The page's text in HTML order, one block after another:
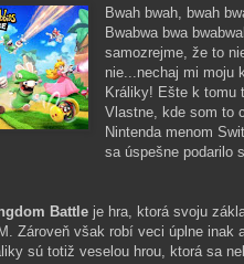
Bwah bwah, bwah
Bwabwa bwa
samozrejme, že to
nie...nechaj mi moju
Králiky! Ešte k tomu
Vlastne, kde som to
Nintenda menom
sa úspešne podarilo
Battle je hra, ktorá svoju
Zároveň však robí veci úplne inak
sú totiž veselou hrou, ktorá sa